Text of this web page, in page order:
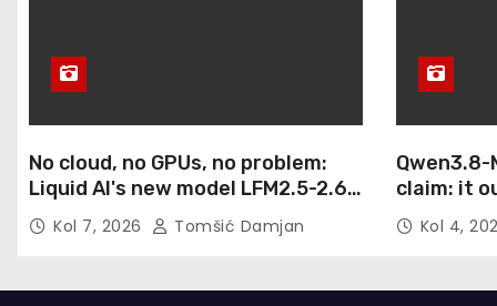
No cloud, no GPUs, no problem:
Liquid AI's new model LFM2.5-2.6B
brings powerful AI agents to
devices as small as a Raspberry
Kol 7, 2026 Tomšić Damjan
claim: it
Max and
computer
Kol 4,